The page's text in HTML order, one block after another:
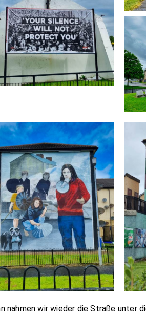
nahmen wir wieder die Straße unter